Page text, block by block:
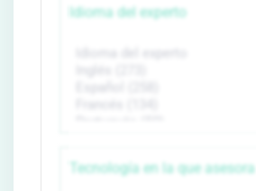
Idioma del experto
Tecnología en la que asesora